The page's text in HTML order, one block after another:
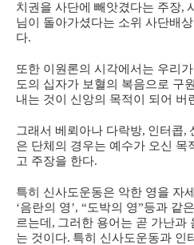
치권을 사단에 빼앗겼다는 주장,
님이 돌아가셨다는 소위 사단배
다.
또한 이원론의 시각에서는 우리
도의 십자가 보혈의 복음으로 구
내는 것이 신앙의 목적이 되어 버
그래서 베뢰아나 다락방, 인터콥,
은 단체의 경우는 예수가 오신
고 주장을 한다.
특히 신사도운동은 악한 영을 자
‘음란의 영’, “도박의 영”등과 같
르는데 , 그러한 용어는 곧 가난과
는 것이다. 특히 신사도운동과 인